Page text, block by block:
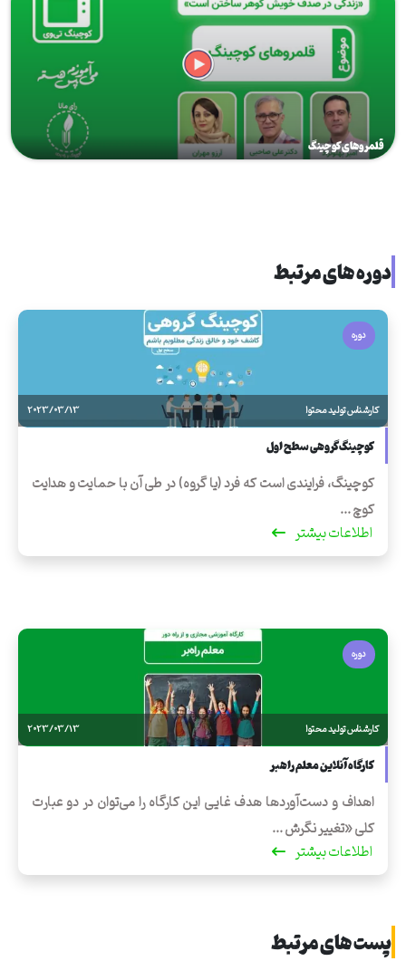
قلمروهای کوچینگ
دوره های مرتبط
دوره
کارشناس تولید محتوا 2023/03/13
کوچینگ گروهی سطح اول
کوچینگ، فرایندی است که فرد (یا گروه) در طی آن با حمایت و هدایت
کوچ ...
اطلاعات بیشتر
دوره
کارشناس تولید محتوا 2023/03/13
کارگاه آنلاین معلم راهبر
اهداف و دست‌آوردها هدف غایی این کارگاه را می‌توان در دو عبارت
کلی «تغییر نگرش ...
اطلاعات بیشتر
پست های مرتبط